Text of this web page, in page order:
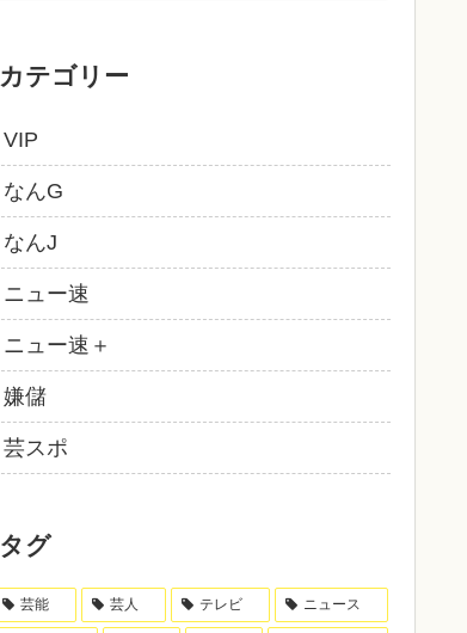
カテゴリー
VIP
なんG
なんJ
ニュー速
ニュー速＋
嫌儲
芸スポ
タグ
芸能 芸人 テレビ ニュース